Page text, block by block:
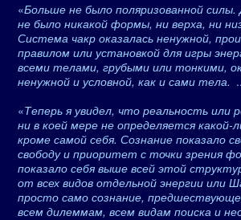
«Больше не было поляризованной
не было никакой формы, ни верха, ни
Система чакр оказалась ненужной,
правилом или установкой для игры
всеми телами, грубыми или тонкими,
ненужной и условной, как и сами тела.
«Теперь я увидел, что реальность или
ни в коей мере не определяется какой-
кроме самой себя. Сознание показало
свободу и приоритет с точки зрения
показало себя выше всей этой
от всех видов отдельной энергии или
просто само сознание,
всем дилеммам, всем видам поиска и